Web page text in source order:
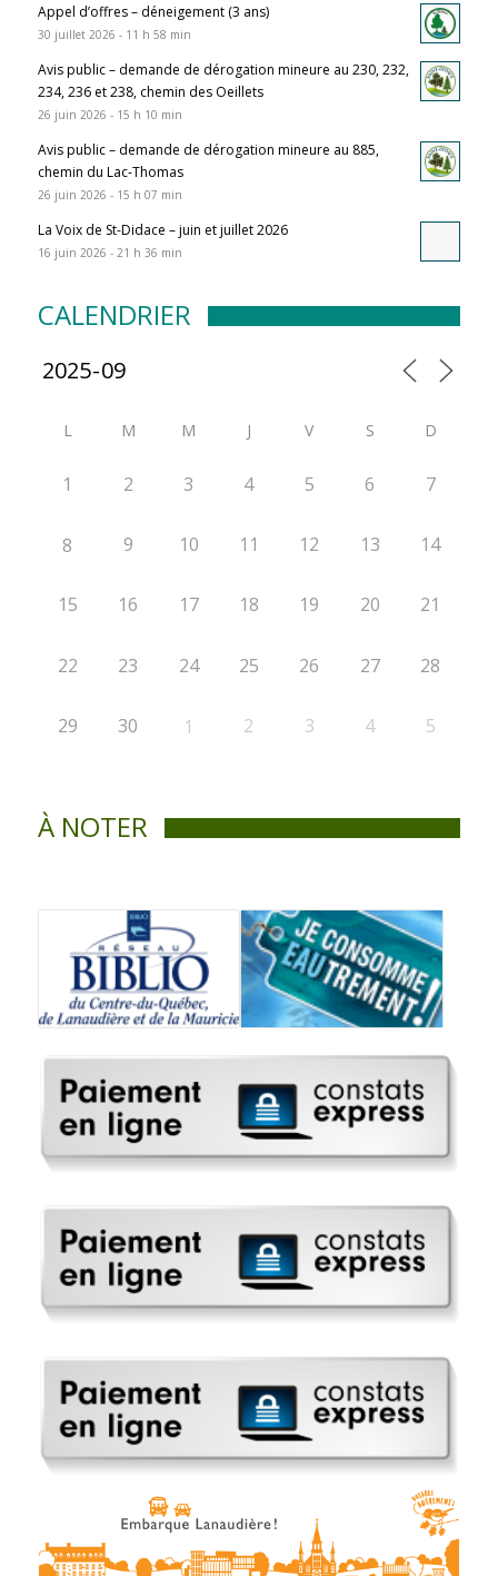
Appel d’offres – déneigement (3 ans)
30 juillet 2026 - 11 h 58 min
Avis public – demande de dérogation mineure au 230, 232,
234, 236 et 238, chemin des Oeillets
26 juin 2026 - 15 h 10 min
Avis public – demande de dérogation mineure au 885,
chemin du Lac-Thomas
26 juin 2026 - 15 h 07 min
La Voix de St-Didace – juin et juillet 2026
16 juin 2026 - 21 h 36 min
CALENDRIER
L M M J V S D
1 2 3 4 5 6 7
8 9 10 11 12 13 14
15 16 17 18 19 20 21
22 23 24 25 26 27 28
29 30 1 2 3 4 5
À NOTER